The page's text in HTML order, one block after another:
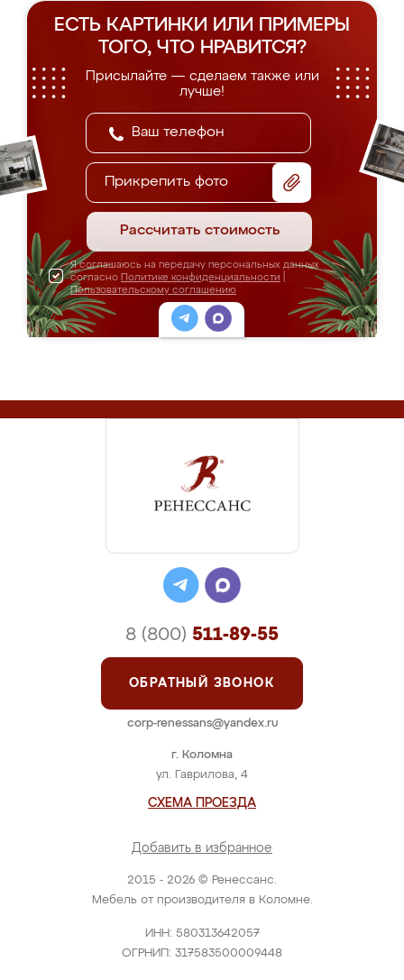
ЕСТЬ КАРТИНКИ ИЛИ ПРИМЕРЫ
ТОГО, ЧТО НРАВИТСЯ?
Присылайте — сделаем также или
лучше!
Прикрепить фото
Рассчитать стоимость
Я соглашаюсь на передачу персональных данных
согласно Политике конфиденциальности
Пользовательскому соглашению
2015 - 2026 © Ренессанс.
Мебель от производителя в Коломне.
ИНН: 580313642057
ОГРНИП: 317583500009448
г. Коломна
ул. Гаврилова, 4
СХЕМА ПРОЕЗДА
Добавить в избранное
8 (800) 511-89-55
ОБРАТНЫЙ ЗВОНОК
corp-renessans@yandex.ru